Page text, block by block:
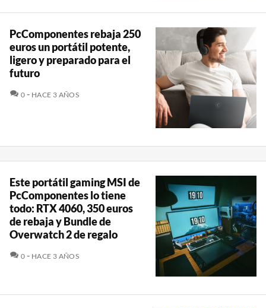
PcComponentes rebaja 250
euros un portátil potente,
ligero y preparado para el
futuro
0 COMENTARIOS
HACE 3 AÑOS
Este portátil gaming MSI de
PcComponentes lo tiene
todo: RTX 4060, 350 euros
de rebaja y Bundle de
Overwatch 2 de regalo
0 COMENTARIOS
HACE 3 AÑOS